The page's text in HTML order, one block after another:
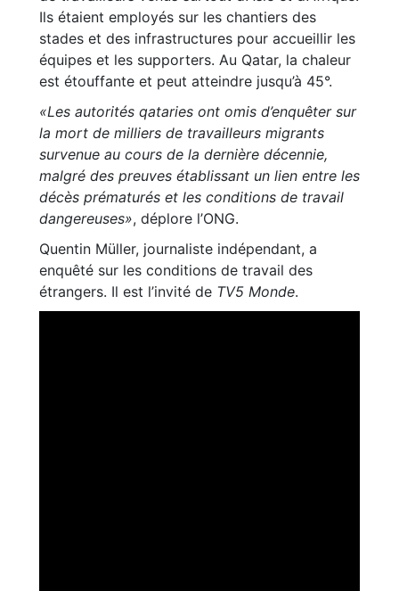
Ils étaient employés sur les chantiers des
stades et des infrastructures pour accueillir les
équipes et les supporters. Au Qatar, la chaleur
est étouffante et peut atteindre jusqu’à 45°.
«Les autorités qataries ont omis d’enquêter sur
la mort de milliers de travailleurs migrants
survenue au cours de la dernière décennie,
malgré des preuves établissant un lien entre les
décès prématurés et les conditions de travail
dangereuses», déplore l’ONG.
Quentin Müller, journaliste indépendant, a
enquêté sur les conditions de travail des
étrangers. Il est l’invité de TV5 Monde.